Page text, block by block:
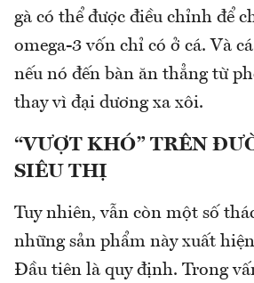
gà có thể được điều chỉnh để
omega-3 vốn chỉ có ở cá. Và
nếu nó đến bàn ăn thẳng từ
thay vì đại dương xa xôi.
“VƯỢT KHÓ” TRÊN
SIÊU THỊ
Tuy nhiên, vẫn còn một số
những sản phẩm này xuất
Đầu tiên là quy định. Trong